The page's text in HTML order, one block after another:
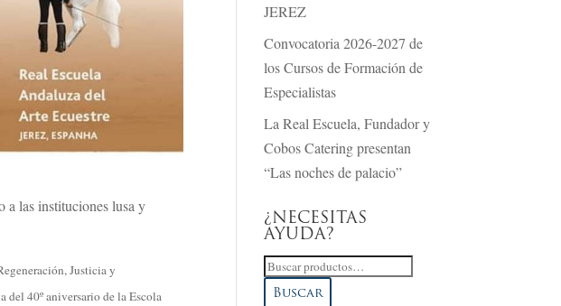
a las instituciones lusa y
Justicia y
del 40º aniversario de la Escola
JEREZ
Convocatoria 2026-2027 de
los Cursos de Formación de
Especialistas
La Real Escuela, Fundador y
Cobos Catering presentan
“Las noches de palacio”
¿NECESITAS
AYUDA?
Buscar
por:
Buscar